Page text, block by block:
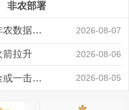
非农部署
领峰金评：万事俱备 黄金只欠非农数据“东风” 2026-08-07
箭拉升 2026-08-06
领峰金评：静待小非农指引 黄金或一击破局 2026-08-05